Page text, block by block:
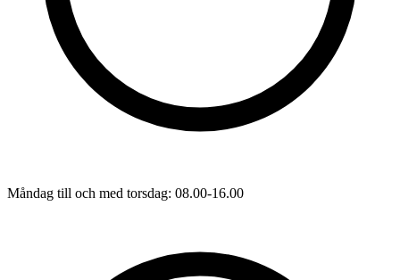
Måndag till och med torsdag: 08.00-16.00